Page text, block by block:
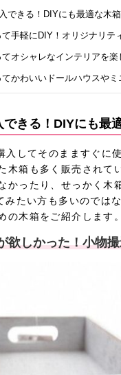
できる！DIYにも最適な木
手軽にDIY！オリジナリティ
オシャレなインテリアを楽
かわいいドールハウスや
できる！DIYにも最
入してそのまますぐに
木箱も多く販売されて
かったり、せっかく木
みたい方も多いのでは
の木箱をご紹介します。
欲しかった！小物